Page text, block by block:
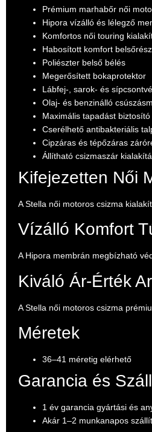
Prémium marhabőr női
Hipora vízálló és lélegző
Komfortos női touring
Habosított komfort belsőrész
Poliészter belső bélés
Megerősített bokaprotektor
Lábfej-, sarok- és
Olaj- és benzinálló
Maximális tapadást
Cserélhető antibakteriális
Cipzáras és tépőzáras
Állítható csizmaszár
Kifejezetten Női
A Stella női motoros csizma
Vízálló Komfort
A Hipora membrán megbízható
Kiváló Ár-Érték
A Stella női motoros csizma
Méretek
36–41 méretig elérhető
Garancia és
1 év garancia gyártási és
Akár 1–2 munkanapos